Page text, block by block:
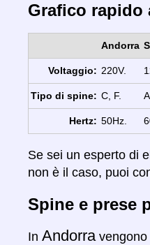
Grafico
Andorra
Voltaggio: 220V.
Tipo di spine: C, F.
Hertz: 50Hz.
Se sei un esperto di
non è il caso, puoi
Spine e prese
In Andorra